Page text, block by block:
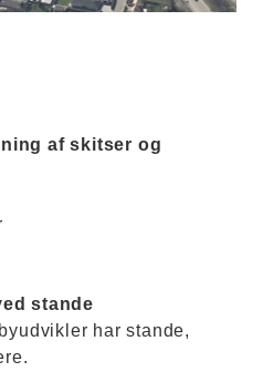
af skitser og
stande
har stande,